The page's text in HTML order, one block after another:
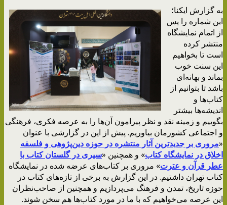
به گزارش ایکنا؛
این شماره را پس
از اتمام نمایشگاه
منتشر کرده
است تا بخواهیم
این سنت خوب
بماند و بهانه‌ای
باشد تا بتوانیم از
کتاب‌ها و
اندیشه‌ها بیشتر
بگوییم و زمینه نقد و نظر پیرامون آن‌ها را به عرصه فکری، فرهنگی
و اجتماعی کشورمان بیاوریم‌. پیش از این در گزارشی با عنوان
«مروری بر جدیدترین آثار منتشره در حوزه دین‌پژوهی و فلسفه
اخلاق در نمایشگاه کتاب» و همچنین «سیری در گلستان کتاب با
عطر قرآن و عترت» مروری بر کتاب‌های عرضه شده در نمایشگاه
کتاب تهران داشتیم. در این گزارش به برخی از تازه‌های کتاب در
حوزه تاریخ، تمدن و فرهنگ می‌پردازیم و همچنین از صاحب‌نظران
این عرصه می‌خواهیم که با ما در مورد کتاب‌ها هم سخن شوند.